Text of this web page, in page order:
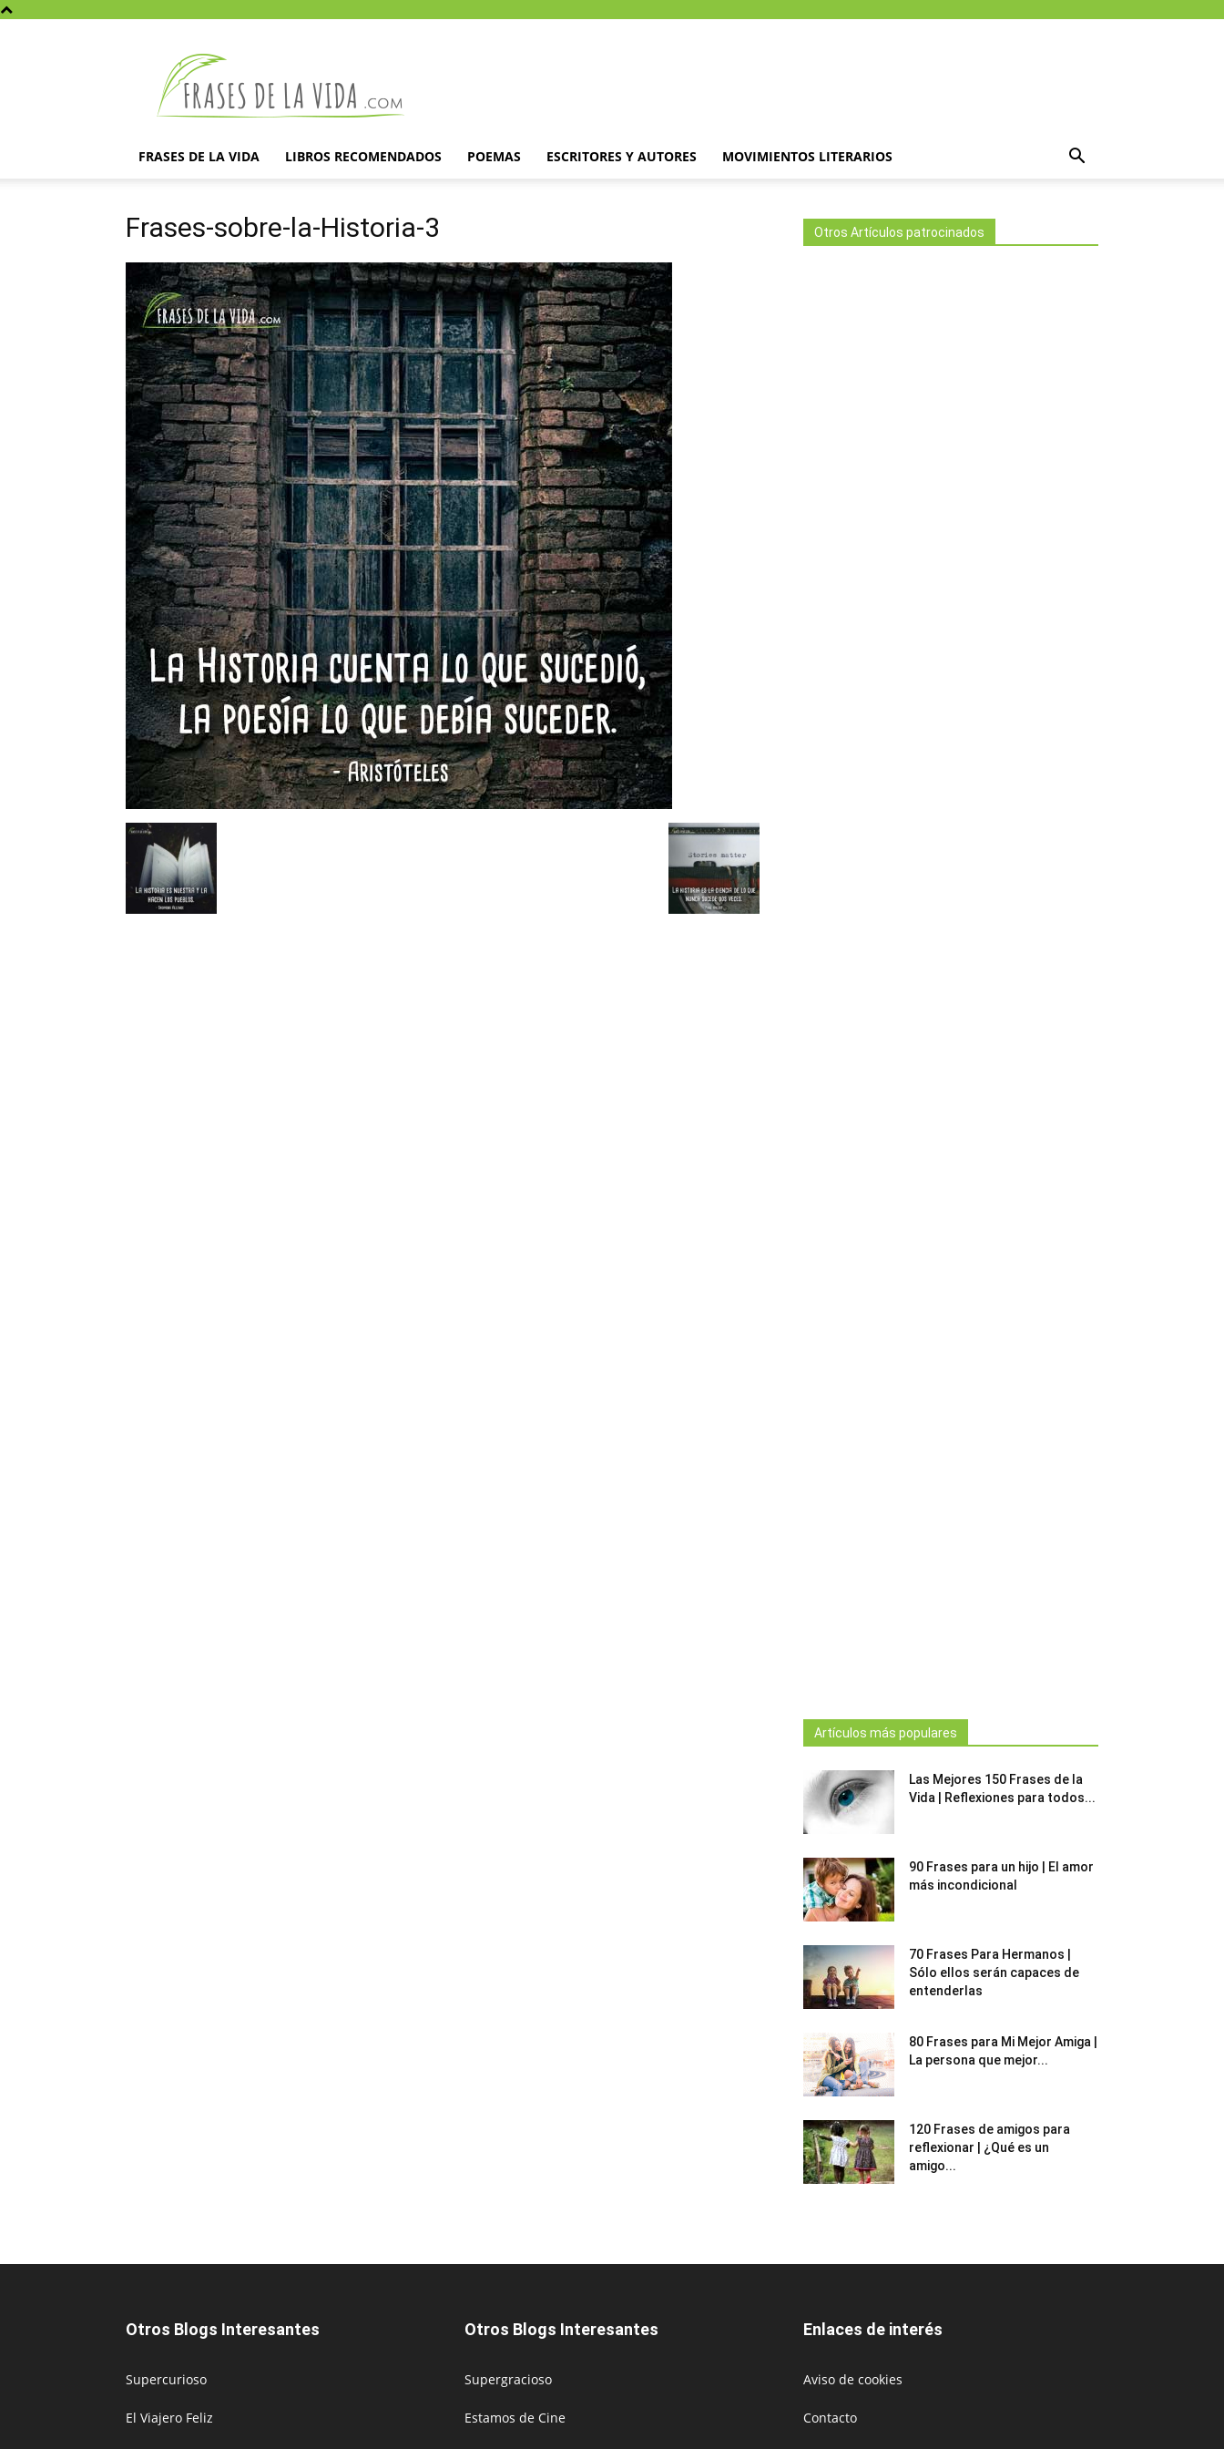
la
vida
FRASES DE LA VIDA LIBROS RECOMENDADOS POEMAS ESCRITORES Y AUTORES MOVIMIENTOS LITERARIOS
Frases-sobre-la-Historia-3 Otros Artículos patrocinados
Artículos más populares
Las Mejores 150 Frases de la
Vida | Reflexiones para todos...
90 Frases para un hijo | El amor
más incondicional
70 Frases Para Hermanos |
Sólo ellos serán capaces de
entenderlas
80 Frases para Mi Mejor Amiga |
La persona que mejor...
120 Frases de amigos para
reflexionar | ¿Qué es un
amigo...
Otros Blogs Interesantes
Supercurioso
El Viajero Feliz
Otros Blogs Interesantes
Supergracioso
Estamos de Cine
Enlaces de interés
Aviso de cookies
Contacto